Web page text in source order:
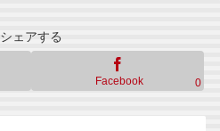
シェアする
Facebook 0